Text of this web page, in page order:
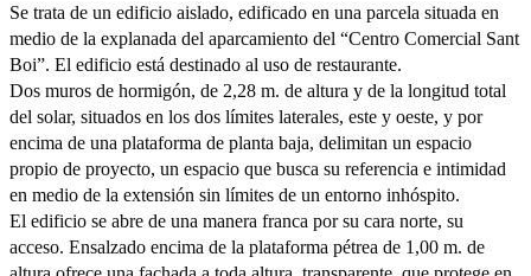
Se trata de un edificio aislado, edificado en una parcela situada en
medio de la explanada del aparcamiento del “Centro Comercial Sant
Boi”. El edificio está destinado al uso de restaurante.
Dos muros de hormigón, de 2,28 m. de altura y de la longitud total
del solar, situados en los dos límites laterales, este y oeste, y por
encima de una plataforma de planta baja, delimitan un espacio
propio de proyecto, un espacio que busca su referencia e intimidad
en medio de la extensión sin límites de un entorno inhóspito.
El edificio se abre de una manera franca por su cara norte, su
acceso. Ensalzado encima de la plataforma pétrea de 1,00 m. de